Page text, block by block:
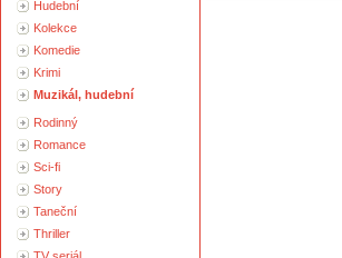
Hudební
Kolekce
Komedie
Krimi
Muzikál, hudební
Rodinný
Romance
Sci-fi
Story
Taneční
Thriller